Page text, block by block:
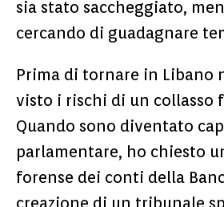
sia stato saccheggiato,
cercando di guadagnare
Prima di tornare in Libano
visto i rischi di un collasso
Quando sono diventato
parlamentare, ho chiesto
forense dei conti della